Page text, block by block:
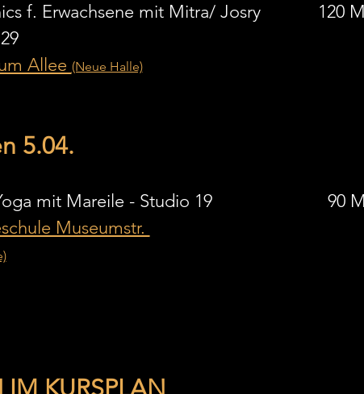
20:00 Uhr     Calisthenics f. Erwachsene
29
Allee (Neue Halle)
5.04.
15:00 Uhr     Vinyasa Yoga mit
Museumstr.